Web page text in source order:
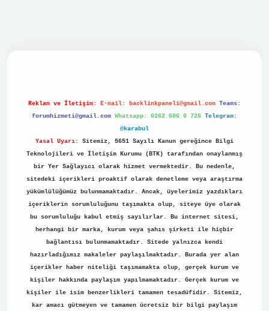
Reklam ve İletişim: E-mail: backlinkpaneli@gmail.com Teams:
forumhizmeti@gmail.com Whatsapp: 0262 606 0 726 Telegram:
@karabul
Yasal Uyarı:
Sitemiz, 5651 Sayılı Kanun gereğince Bilgi
Teknolojileri ve İletişim Kurumu (BTK) tarafından onaylanmış
bir Yer Sağlayıcı olarak hizmet vermektedir. Bu nedenle,
sitedeki içerikleri proaktif olarak denetleme veya araştırma
yükümlülüğümüz bulunmamaktadır. Ancak, üyelerimiz yazdıkları
içeriklerin sorumluluğunu taşımakta olup, siteye üye olarak
bu sorumluluğu kabul etmiş sayılırlar. Bu internet sitesi,
herhangi bir marka, kurum veya şahıs şirketi ile hiçbir
bağlantısı bulunmamaktadır. Sitede yalnızca kendi
hazırladığımız makaleler paylaşılmaktadır. Burada yer alan
içerikler haber niteliği taşımamakta olup, gerçek kurum ve
kişiler hakkında paylaşım yapılmamaktadır. Gerçek kurum ve
kişiler ile isim benzerlikleri tamamen tesadüfidir. Sitemiz,
kar amacı gütmeyen ve tamamen ücretsiz bir bilgi paylaşım